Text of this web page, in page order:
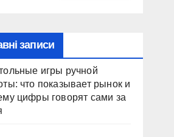
записи
игры ручной
что показывает рынок и
цифры говорят сами за